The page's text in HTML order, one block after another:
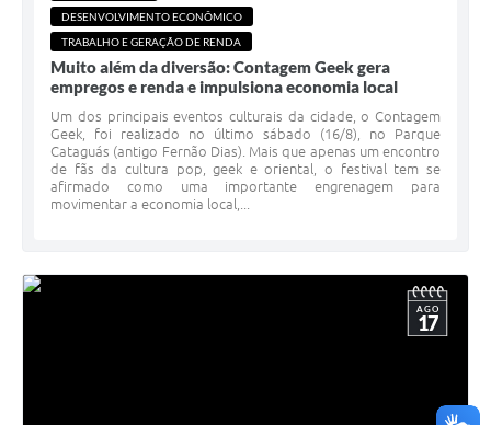
DESENVOLVIMENTO ECONÔMICO
TRABALHO E GERAÇÃO DE RENDA
Muito além da diversão: Contagem Geek gera
empregos e renda e impulsiona economia local
Um dos principais eventos culturais da cidade, o Contagem
Geek, foi realizado no último sábado (16/8), no Parque
Cataguás (antigo Fernão Dias). Mais que apenas um encontro
de fãs da cultura pop, geek e oriental, o festival tem se
afirmado como uma importante engrenagem para
movimentar a economia local,...
AGO
17